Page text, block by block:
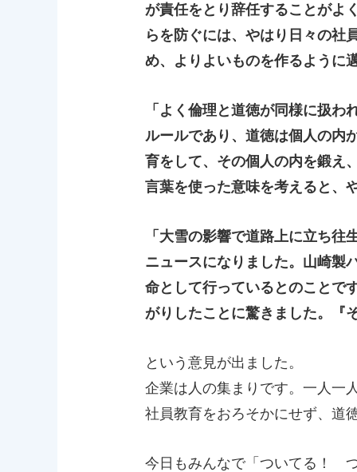
が責任をとり辞任することがよ
らを防ぐには、やはり日々の社
め、よりよいものを作るように
「よく倫理と道徳が同様に扱
ルールであり、道徳は個人の内
育をして、その個人の内を鍛え
言葉を使った意味を考えると、
「大雪の影響で道路上に立ち
ニュースになりました。山崎製
命として行っているとのことで
がりしたことに驚きました。『
という意見が出ました。
企業は人の集まりです。一人一
社員教育をおろそかにせず、道
今日もみんなで「ついてる！